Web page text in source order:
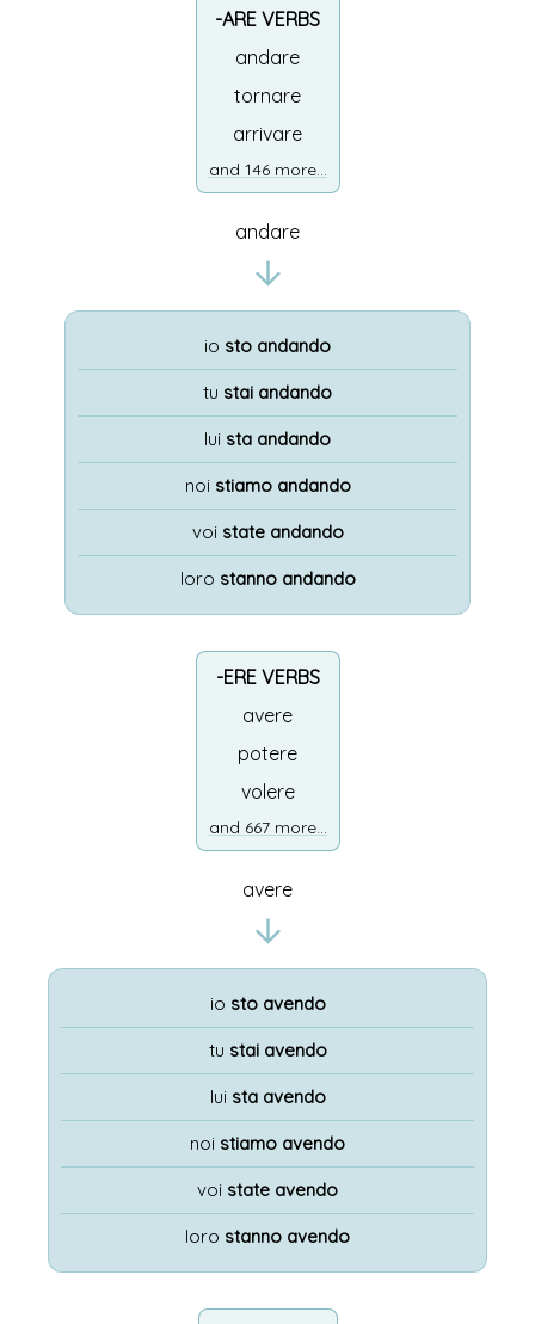
-ARE VERBS
andare
tornare
arrivare
and 146 more...
andare
io sto andando
tu stai andando
lui sta andando
noi stiamo andando
voi state andando
loro stanno andando
-ERE VERBS
avere
potere
volere
and 667 more...
avere
io sto avendo
tu stai avendo
lui sta avendo
noi stiamo avendo
voi state avendo
loro stanno avendo